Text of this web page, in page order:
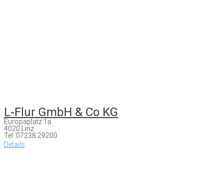
L-Flur GmbH & Co KG
Europaplatz 1a
4020 Linz
Tel: 07238 29200
Details